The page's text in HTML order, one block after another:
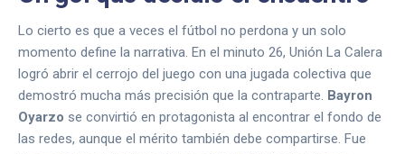
Lo cierto es que a veces el fútbol no perdona y un solo
momento define la narrativa. En el minuto 26, Unión La Calera
logró abrir el cerrojo del juego con una jugada colectiva que
demostró mucha más precisión que la contraparte. Bayron
Oyarzo se convirtió en protagonista al encontrar el fondo de
las redes, aunque el mérito también debe compartirse. Fue